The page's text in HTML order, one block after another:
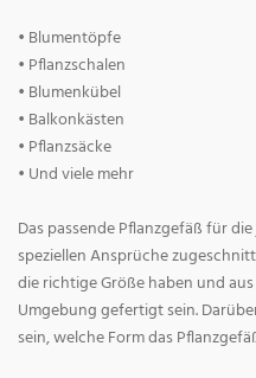
• Blumentöpfe
• Pflanzschalen
• Blumenkübel
• Balkonkästen
• Pflanzsäcke
• Und viele mehr
Das passende Pflanzgefäß für
speziellen Ansprüche
die richtige Größe haben und
Umgebung gefertigt sein.
sein, welche Form das